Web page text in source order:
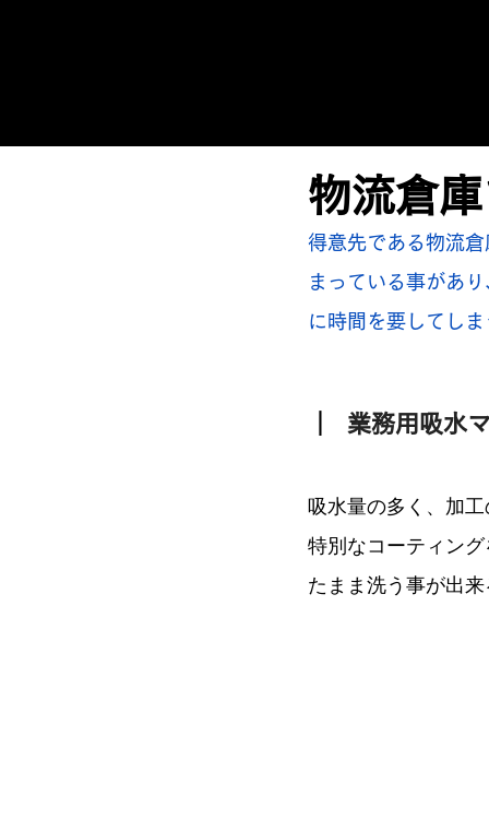
物流倉
得意先である物流
まっている事があ
に時間を要してし
業務用吸水
吸水量の多く、加
特別なコーティン
たまま洗う事が出